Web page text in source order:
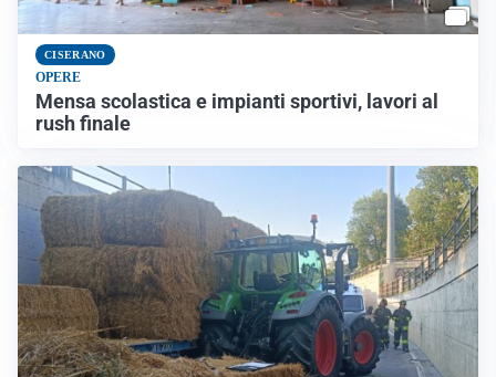
CISERANO
OPERE
Mensa scolastica e impianti sportivi, lavori al
rush finale